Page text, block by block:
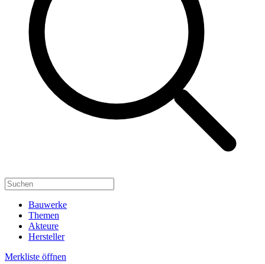
Bauwerke
Themen
Akteure
Hersteller
Merkliste öffnen